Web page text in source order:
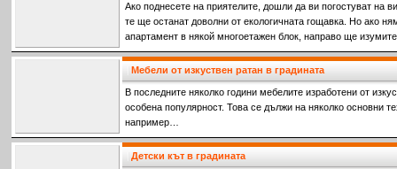
Ако поднесете на приятелите, дошли да ви погостуват на
те ще останат доволни от екологичната гощавка. Но ако
апартамент в някой многоетажен блок, направо ще
ягоди со
Мебели от изкуствен ратан в градината
В последните няколко години мебелите изработени от
особена популярност. Това се дължи на няколко основни
например…
Детски кът в градината